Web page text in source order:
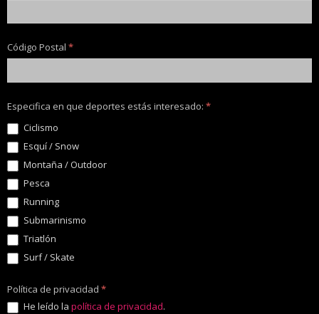
Código Postal *
Especifica en que deportes estás interesado: *
Ciclismo
Esquí / Snow
Montaña / Outdoor
Pesca
Running
Submarinismo
Triatlón
Surf / Skate
Política de privacidad *
He leído la política de privacidad.